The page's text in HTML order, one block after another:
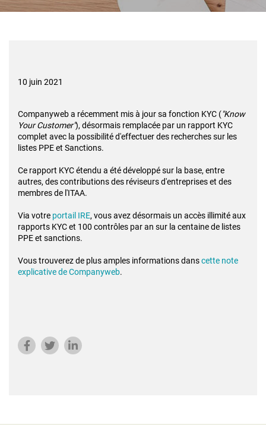
10 juin 2021
Companyweb a récemment mis à jour sa fonction KYC ("Know
Your Customer"), désormais remplacée par un rapport KYC
complet avec la possibilité d'effectuer des recherches sur les
listes PPE et Sanctions.
Ce rapport KYC étendu a été développé sur la base, entre
autres, des contributions des réviseurs d'entreprises et des
membres de l'ITAA.
Via votre portail IRE, vous avez désormais un accès illimité aux
rapports KYC et 100 contrôles par an sur la centaine de listes
PPE et sanctions.
Vous trouverez de plus amples informations danscette note
explicative de Companyweb.